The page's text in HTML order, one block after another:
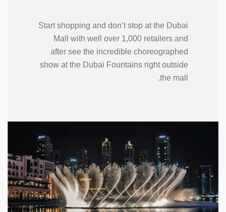
Start shopping and don’t stop at the Dubai
Mall with well over 1,000 retailers and
after see the incredible choreographed
show at the Dubai Fountains right outside
the mall.